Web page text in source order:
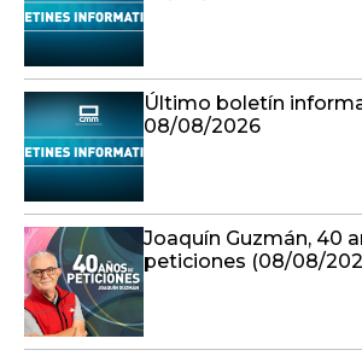
Último boletín
08/08/2026
Joaquín Guzmán, 40
peticiones (08/08/